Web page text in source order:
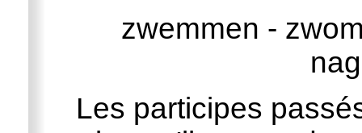
zwemmen -
Les participes